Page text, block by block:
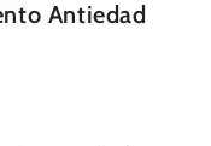
Antiedad